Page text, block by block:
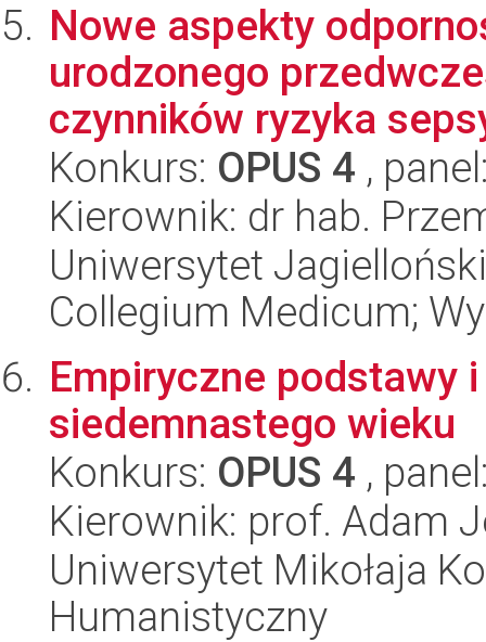
Nowe aspekty
urodzonego
czynników ryzyka
Konkurs: OPUS 4 ,
Kierownik: dr hab.
Uniwersytet
Collegium Medicum;
Empiryczne podstawy
siedemnastego wieku
Konkurs: OPUS 4 ,
Kierownik: prof. Adam
Uniwersytet Mikołaja
Humanistyczny